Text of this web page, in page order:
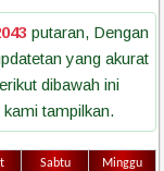
putaran, Dengan
yang akurat
dibawah ini
tampilkan.
Sabtu Minggu